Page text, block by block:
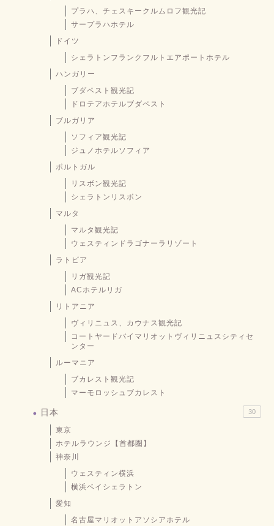
プラハ、チェスキークルムロフ観光記
サープラハホテル
ドイツ
シェラトンフランクフルトエアポートホテル
ハンガリー
ブダペスト観光記
ドロテアホテルブダペスト
ブルガリア
ソフィア観光記
ジュノホテルソフィア
ポルトガル
リスボン観光記
シェラトンリスボン
マルタ
マルタ観光記
ウェスティンドラゴナーラリゾート
ラトビア
リガ観光記
ACホテルリガ
リトアニア
ヴィリニュス、カウナス観光記
コートヤードバイマリオットヴィリニュスシティセ
ンター
ルーマニア
ブカレスト観光記
マーモロッシュブカレスト
日本 30
東京
ホテルラウンジ【首都圏】
神奈川
ウェスティン横浜
横浜ベイシェラトン
愛知
名古屋マリオットアソシアホテル